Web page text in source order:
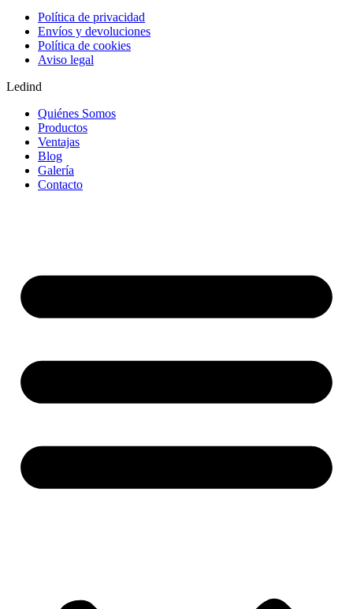
Política de privacidad
Envíos y devoluciones
Política de cookies
Aviso legal
Ledind
Quiénes Somos
Productos
Ventajas
Blog
Galería
Contacto